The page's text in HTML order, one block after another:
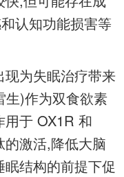
认知功能损害等
为失眠治疗带来
生)作为双食欲素
于 OX1R 和
激活,降低大脑
结构的前提下促